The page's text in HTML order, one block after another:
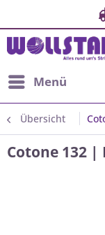
Menü
Übersicht
Cotone 132 |